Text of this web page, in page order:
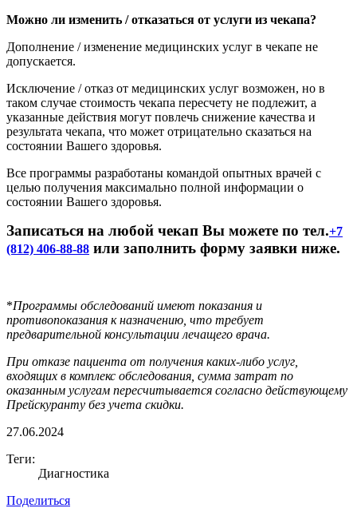
Можно ли изменить / отказаться от услуги из чекапа?
Дополнение / изменение медицинских услуг в чекапе не
допускается.
Исключение / отказ от медицинских услуг возможен, но в
таком случае стоимость чекапа пересчету не подлежит, а
указанные действия могут повлечь снижение качества и
результата чекапа, что может отрицательно сказаться на
состоянии Вашего здоровья.
Все программы разработаны командой опытных врачей с
целью получения максимально полной информации о
состоянии Вашего здоровья.
Записаться на любой чекап Вы можете по тел.+7
(812) 406-88-88 или заполнить форму заявки ниже.
*Программы обследований имеют показания и
противопоказания к назначению, что требует
предварительной консультации лечащего врача.
При отказе пациента от получения каких-либо услуг,
входящих в комплекс обследования, сумма затрат по
оказанным услугам пересчитывается согласно действующему
Прейскуранту без учета скидки.
27.06.2024
Теги:
Диагностика
Поделиться